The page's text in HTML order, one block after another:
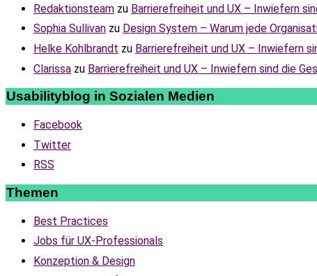
Redaktionsteam zu Barrierefreiheit und UX – Inwiefern
Sophia Sullivan zu Design System – Warum jede
Helke Kohlbrandt zu Barrierefreiheit und UX – Inwiefern
Clarissa zu Barrierefreiheit und UX – Inwiefern sind die
Usabilityblog in Sozialen Medien
Facebook
Twitter
RSS
Themen
Best Practices
Jobs für UX-Professionals
Konzeption & Design